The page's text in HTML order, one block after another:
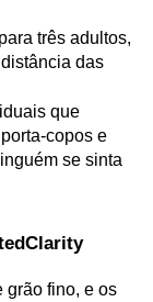
três adultos,
das
que
copos e
se sinta
grão fino, e os